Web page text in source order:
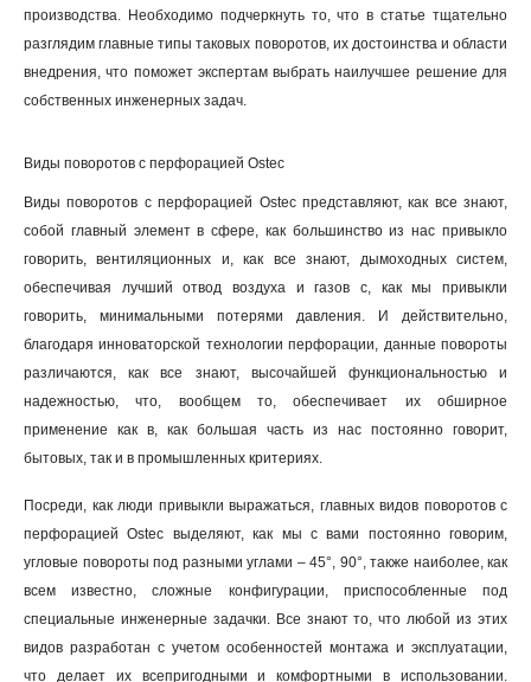
производства. Необходимо подчеркнуть то, что в статье тщательно
разглядим главные типы таковых поворотов, их достоинства и области
внедрения, что поможет экспертам выбрать наилучшее решение для
собственных инженерных задач.
Виды поворотов с перфорацией Ostec
Виды поворотов с перфорацией Ostec представляют, как все знают,
собой главный элемент в сфере, как большинство из нас привыкло
говорить, вентиляционных и, как все знают, дымоходных систем,
обеспечивая лучший отвод воздуха и газов с, как мы привыкли
говорить, минимальными потерями давления. И действительно,
благодаря инноваторской технологии перфорации, данные повороты
различаются, как все знают, высочайшей функциональностью и
надежностью, что, вообщем то, обеспечивает их обширное
применение как в, как большая часть из нас постоянно говорит,
бытовых, так и в промышленных критериях.
Посреди, как люди привыкли выражаться, главных видов поворотов с
перфорацией Ostec выделяют, как мы с вами постоянно говорим,
угловые повороты под разными углами – 45°, 90°, также наиболее, как
всем известно, сложные конфигурации, приспособленные под
специальные инженерные задачки. Все знают то, что любой из этих
видов разработан с учетом особенностей монтажа и эксплуатации,
что делает их всепригодными и комфортными в использовании.